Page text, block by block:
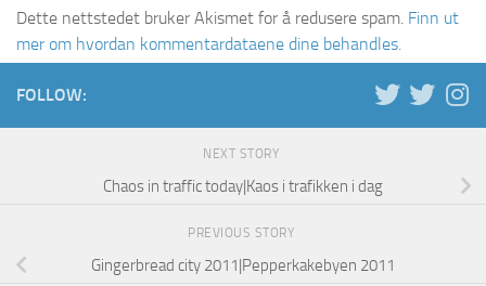
Dette nettstedet bruker Akismet for å redusere spam. Finn ut
mer om hvordan kommentardataene dine behandles.
FOLLOW:
NEXT STORY
Chaos in traffic today|Kaos i trafikken i dag
PREVIOUS STORY
Gingerbread city 2011|Pepperkakebyen 2011